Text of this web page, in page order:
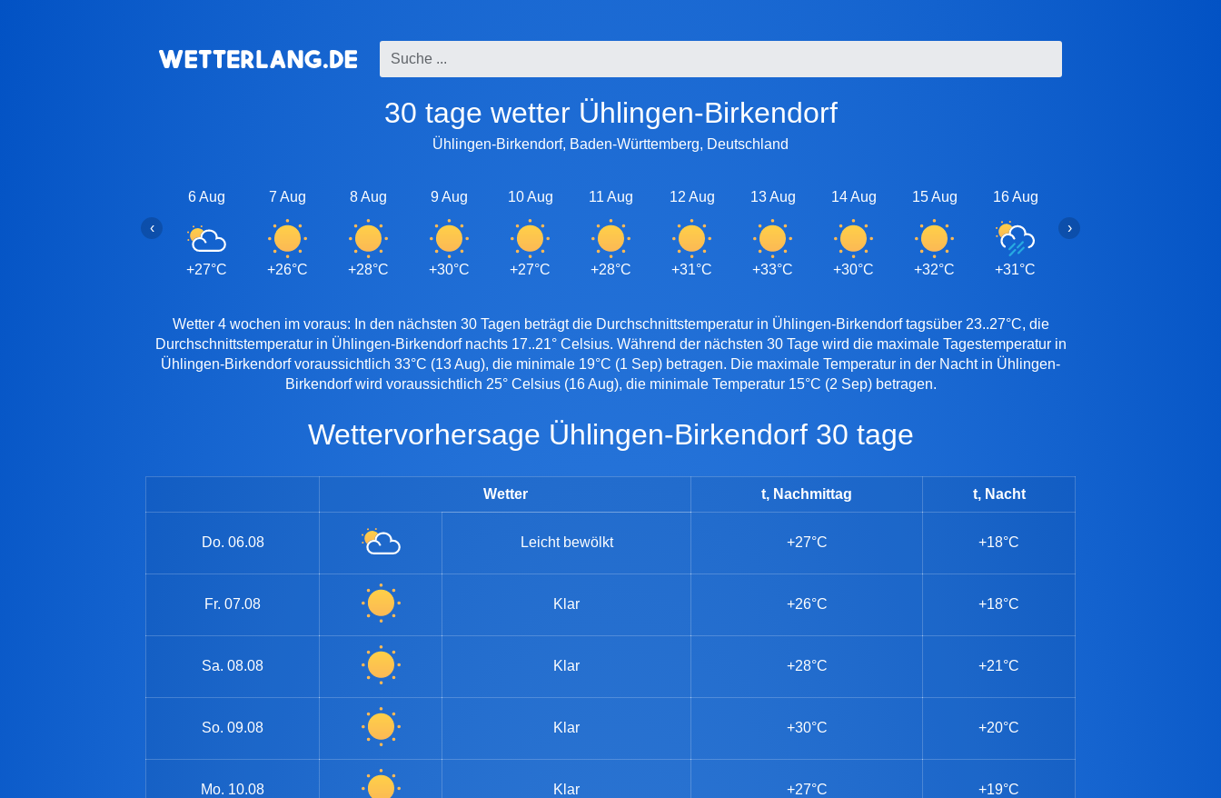
30 tage wetter Ühlingen-Birkendorf
Ühlingen-Birkendorf, Baden-Württemberg, Deutschland
6 Aug
+27°C
7 Aug
+26°C
8 Aug
+28°C
9 Aug
+30°C
10 Aug
+27°C
11 Aug
+28°C
12 Aug
+31°C
13 Aug
+33°C
14 Aug
+30°C
15 Aug
+32°C
16 Aug
+31°C
‹ ›
Wetter 4 wochen im voraus: In den nächsten 30 Tagen beträgt die Durchschnittstemperatur in Ühlingen-Birkendorf tagsüber 23..27°C, die
Durchschnittstemperatur in Ühlingen-Birkendorf nachts 17..21° Celsius. Während der nächsten 30 Tage wird die maximale Tagestemperatur in
Ühlingen-Birkendorf voraussichtlich 33°C (13 Aug), die minimale 19°C (1 Sep) betragen. Die maximale Temperatur in der Nacht in Ühlingen-
Birkendorf wird voraussichtlich 25° Celsius (16 Aug), die minimale Temperatur 15°C (2 Sep) betragen.
Wettervorhersage Ühlingen-Birkendorf 30 tage
Wetter t, Nachmittag t, Nacht
Do. 06.08 Leicht bewölkt +27°C +18°C
Fr. 07.08 Klar +26°C +18°C
Sa. 08.08 Klar +28°C +21°C
So. 09.08 Klar +30°C +20°C
Mo. 10.08 Klar +27°C +19°C